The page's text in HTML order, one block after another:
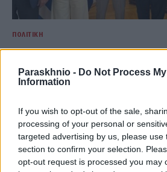
Paraskhnio - Do Not Process
Information
If you wish to opt-out of the sale,
processing of your personal or
targeted advertising by us, please use
section to confirm your selection.
opt-out request is processed you may
ΠΟΛΙΤΙΚΉ
Βιομηχανία made in Greece: Το
δισ. ευρώ επενδύσεων
ΑΝΑΡΤΗΘΗΚΕ ΑΠΟ NEWSROOM